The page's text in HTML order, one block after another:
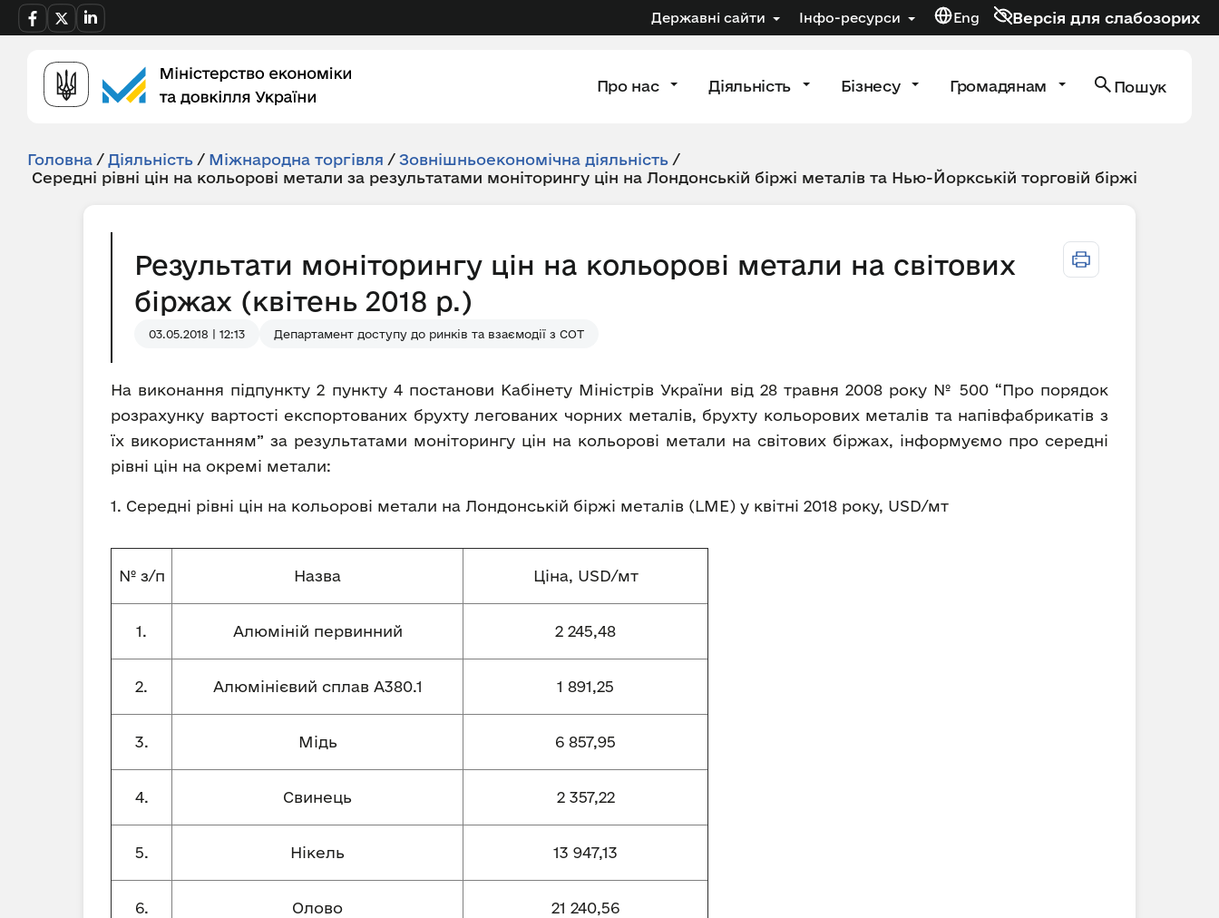
Державні сайти Інфо-ресурси Eng Версія для слабозорих
Про нас Діяльність Бізнесу Громадянам Пошук
Головна / Діяльність / Міжнародна торгівля / Зовнішньоекономічна діяльність /
Середні рівні цін на кольорові метали за результатами моніторингу цін на Лондонській біржі металів та Нью-Йоркській торговій біржі
Результати моніторингу цін на кольорові метали на світових
біржах (квітень 2018 р.)
03.05.2018 | 12:13 Департамент доступу до ринків та взаємодії з СОТ
На виконання підпункту 2 пункту 4 постанови Кабінету Міністрів України від 28 травня 2008 року № 500 “Про порядок
розрахунку вартості експортованих брухту легованих чорних металів, брухту кольорових металів та напівфабрикатів з
їх використанням” за результатами моніторингу цін на кольорові метали на світових біржах, інформуємо про середні
рівні цін на окремі метали:
1. Середні рівні цін на кольорові метали на Лондонській біржі металів (LME) у квітні 2018 року, USD/мт
№ з/п Назва Ціна, USD/мт
1. Алюміній первинний 2 245,48
2. Алюмінієвий сплав А380.1 1 891,25
3. Мідь 6 857,95
4. Свинець 2 357,22
5. Нікель 13 947,13
6. Олово 21 240,56